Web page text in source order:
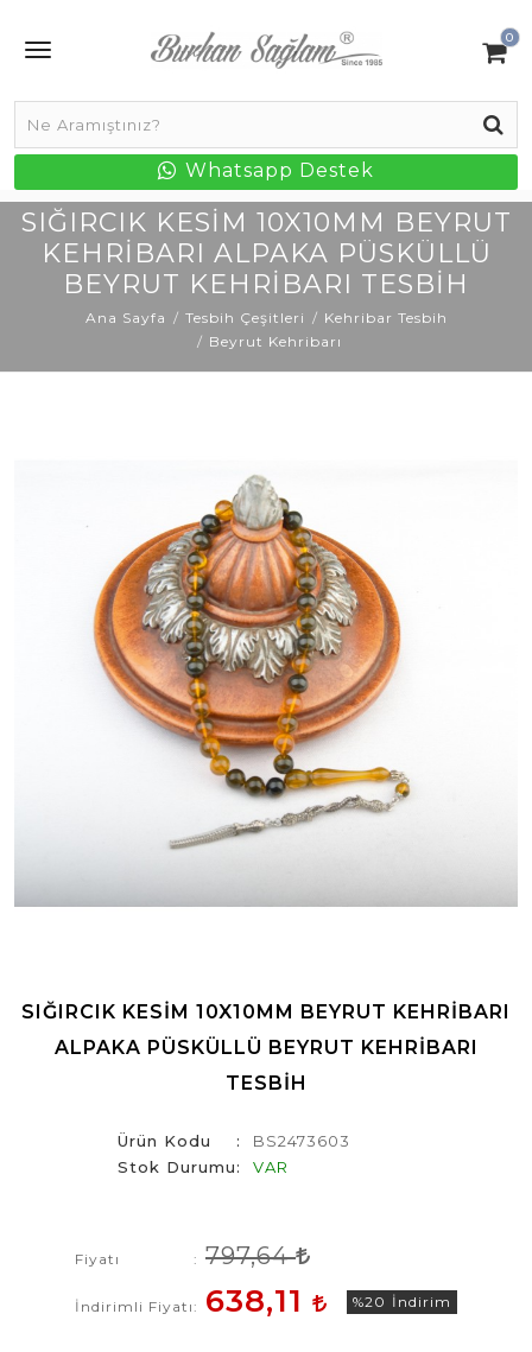
0
Whatsapp Destek
SIĞIRCIK KESIM 10X10MM BEYRUT
KEHRIBARI ALPAKA PÜSKÜLLÜ
BEYRUT KEHRIBARI TESBIH
Ana Sayfa Tesbih Çeşitleri
Kehribar Tesbih
Beyrut Kehribarı
SIĞIRCIK KESIM 10X10MM BEYRUT KEHRIBARI
ALPAKA PÜSKÜLLÜ BEYRUT KEHRIBARI
TESBIH
Ürün Kodu
BS2473603
Stok Durumu
VAR
Fiyatı 797,64
İndirimli Fiyatı 638,11 %20 İndirim